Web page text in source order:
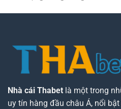
Nhà cái Thabet là một trong
uy tín hàng đầu châu Á, nổi